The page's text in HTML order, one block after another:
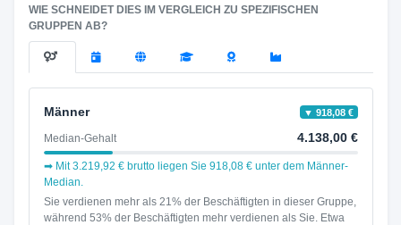
WIE SCHNEIDET DIES IM VERGLEICH ZU SPEZIFISCHEN
GRUPPEN AB?
Männer ▼ 918,08 €
Median-Gehalt 4.138,00 €
➡ Mit 3.219,92 € brutto liegen Sie 918,08 € unter dem Männer-
Median.
Sie verdienen mehr als 21% der Beschäftigten in dieser Gruppe,
während 53% der Beschäftigten mehr verdienen als Sie. Etwa